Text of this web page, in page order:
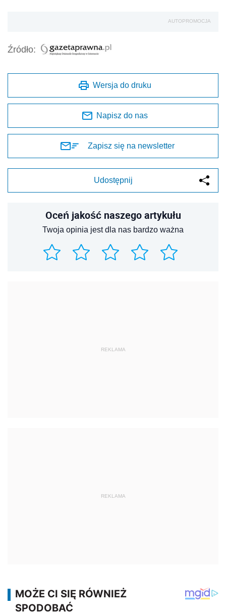
AUTOPROMOCJA
Źródło:
Wersja do druku
Napisz do nas
Zapisz się na newsletter
Udostępnij
Oceń jakość naszego artykułu
Twoja opinia jest dla nas bardzo ważna
REKLAMA
REKLAMA